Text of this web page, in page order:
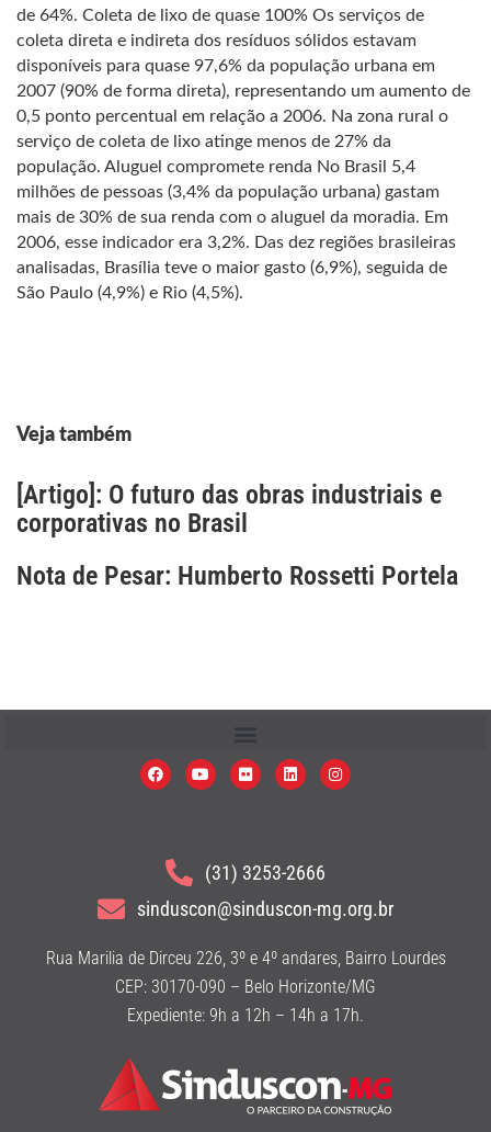
de 64%. Coleta de lixo de quase 100% Os serviços de
coleta direta e indireta dos resíduos sólidos estavam
disponíveis para quase 97,6% da população urbana em
2007 (90% de forma direta), representando um aumento de
0,5 ponto percentual em relação a 2006. Na zona rural o
serviço de coleta de lixo atinge menos de 27% da
população. Aluguel compromete renda No Brasil 5,4
milhões de pessoas (3,4% da população urbana) gastam
mais de 30% de sua renda com o aluguel da moradia. Em
2006, esse indicador era 3,2%. Das dez regiões brasileiras
analisadas, Brasília teve o maior gasto (6,9%), seguida de
São Paulo (4,9%) e Rio (4,5%).
Veja também
[Artigo]: O futuro das obras industriais e
corporativas no Brasil
Nota de Pesar: Humberto Rossetti Portela
(31) 3253-2666
sinduscon@sinduscon-mg.org.br
Rua Marilia de Dirceu 226, 3º e 4º andares, Bairro Lourdes
CEP: 30170-090 – Belo Horizonte/MG
Expediente: 9h a 12h – 14h a 17h.